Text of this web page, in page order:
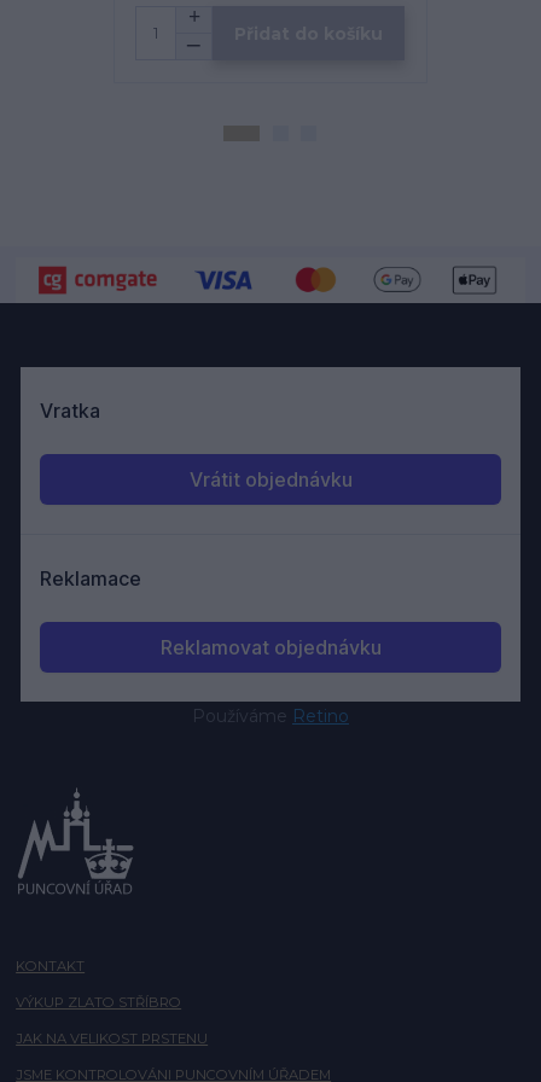
Používáme Retino
KONTAKT
VÝKUP ZLATO STŘÍBRO
JAK NA VELIKOST PRSTENU
JSME KONTROLOVÁNI PUNCOVNÍM ÚŘADEM